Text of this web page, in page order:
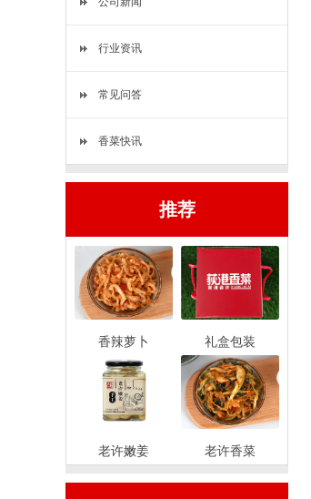
行业资讯
常见问答
香菜快讯
推荐
香辣萝卜 礼盒包装
老许嫩姜 老许香菜